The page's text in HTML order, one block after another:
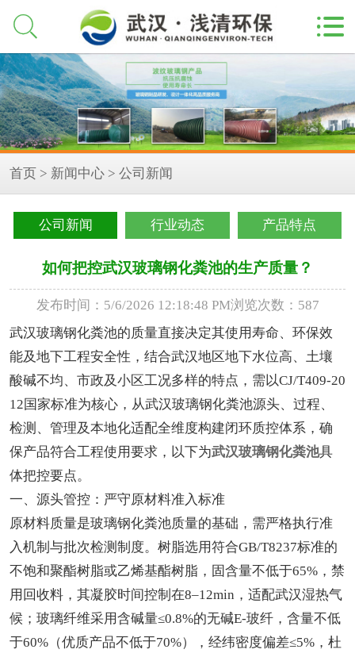


首页 > 新闻中心 > 公司新闻
公司新闻 行业动态 产品特点
如何把控武汉玻璃钢化粪池的生产质量？
发布时间：5/6/2026 12:18:48 PM浏览次数：587
武汉玻璃钢化粪池的质量直接决定其使用寿命、环保效
能及地下工程安全性，结合武汉地区地下水位高、土壤
酸碱不均、市政及小区工况多样的特点，需以CJ/T409-20
12国家标准为核心，从武汉玻璃钢化粪池源头、过程、
检测、管理及本地化适配全维度构建闭环质控体系，确
保产品符合工程使用要求，以下为武汉玻璃钢化粪池具
体把控要点。
一、源头管控：严守原材料准入标准
原材料质量是玻璃钢化粪池质量的基础，需严格执行准
入机制与批次检测制度。树脂选用符合GB/T8237标准的
不饱和聚酯树脂或乙烯基酯树脂，固含量不低于65%，禁
用回收料，其凝胶时间控制在8–12min，适配武汉湿热气
候；玻璃纤维采用含碱量≤0.8%的无碱E-玻纤，含量不低
于60%（优质产品不低于70%），经纬密度偏差≤5%，杜